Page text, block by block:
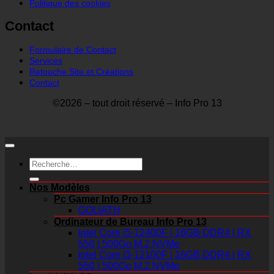
Politique des cookies
Contact
Formulaire de Contact
Services
Retouche Site et Créations
Contact
©2026 – tout droit réservé – Info Pro 13
Recherche
pour :
Nos Modèles
Pc Gamer Info Pro 13
GOLIATH
Ordinateur de Bureau Info Pro 13
Intel Core i5-12400F | 16GB DDR4 | RX
550 | 500Go M.2 NVMe
Intel Core I3-12100F | 16GB DDR4 | RX
550 | 500Go M.2 NVMe